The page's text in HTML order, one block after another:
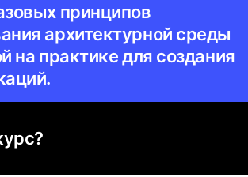
принципов
архитектурной среды
на практике для создания